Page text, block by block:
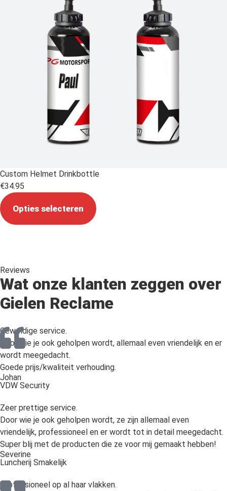
Custom Helmet Drinkbottle
€34.95
Opties selecteren
Reviews
Wat onze klanten zeggen over
Gielen Reclame
Geweldige service.
Door wie je ook geholpen wordt, allemaal even vriendelijk en er
wordt meegedacht.
Goede prijs/kwaliteit verhouding.
Johan
VDW Security
Zeer prettige service.
Door wie je ook geholpen wordt, ze zijn allemaal even
vriendelijk, professioneel en er wordt tot in detail meegedacht.
Super blij met de producten die ze voor mij gemaakt hebben!
Severine
Luncherij Smakelijk
Professioneel op al haar vlakken.